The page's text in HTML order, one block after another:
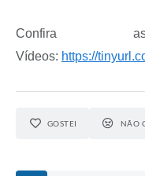
Vídeos: https://
GOSTEI NÃO